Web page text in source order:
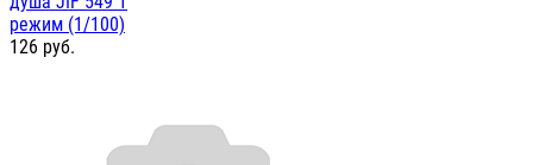
режим (1/100)
126 руб.